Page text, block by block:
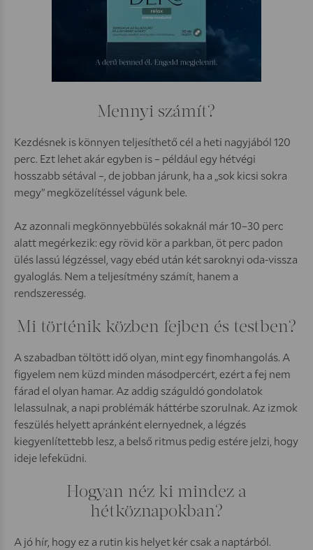
Mennyi számít?
Kezdésnek is könnyen teljesíthető cél a heti nagyjából 120
perc. Ezt lehet akár egyben is – például egy hétvégi
hosszabb sétával –, de jobban járunk, ha a „sok kicsi sokra
megy” megközelítéssel vágunk bele.
Az azonnali megkönnyebbülés sokaknál már 10–30 perc
alatt megérkezik: egy rövid kör a parkban, öt perc padon
ülés lassú légzéssel, vagy ebéd után két saroknyi oda-vissza
gyaloglás. Nem a teljesítmény számít, hanem a
rendszeresség.
Mi történik közben fejben és testben?
A szabadban töltött idő olyan, mint egy finomhangolás. A
figyelem nem küzd minden másodpercért, ezért a fej nem
fárad el olyan hamar. Az addig száguldó gondolatok
lelassulnak, a napi problémák háttérbe szorulnak. Az izmok
feszülés helyett apránként elernyednek, a légzés
kiegyenlítettebb lesz, a belső ritmus pedig estére jelzi, hogy
ideje lefeküdni.
Hogyan néz ki mindez a
hétköznapokban?
A jó hír, hogy ez a rutin kis helyet kér csak a naptárból.